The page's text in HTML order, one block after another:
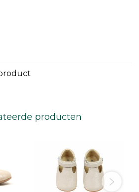
producten